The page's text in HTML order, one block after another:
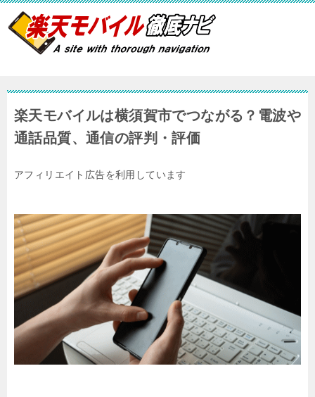
楽天モバイルは横須賀市でつながる？電波や
通話品質、通信の評判・評価
アフィリエイト広告を利用しています